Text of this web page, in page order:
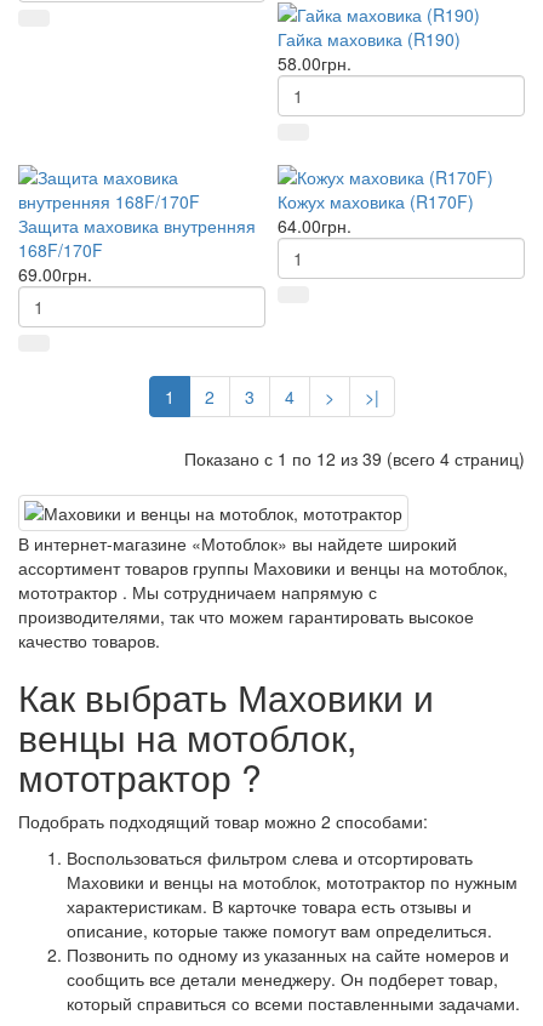
Гайка маховика (R190)
58.00грн.
Защита маховика внутренняя
168F/170F
69.00грн.
Кожух маховика (R170F)
64.00грн.
1 2 3 4 > >|
Показано с 1 по 12 из 39 (всего 4 страниц)
В интернет-магазине «Мотоблок» вы найдете широкий
ассортимент товаров группы Маховики и венцы на мотоблок,
мототрактор . Мы сотрудничаем напрямую с
производителями, так что можем гарантировать высокое
качество товаров.
Как выбрать Маховики и
венцы на мотоблок,
мототрактор ?
Подобрать подходящий товар можно 2 способами:
Воспользоваться фильтром слева и отсортировать
Маховики и венцы на мотоблок, мототрактор по нужным
характеристикам. В карточке товара есть отзывы и
описание, которые также помогут вам определиться.
Позвонить по одному из указанных на сайте номеров и
сообщить все детали менеджеру. Он подберет товар,
который справиться со всеми поставленными задачами.